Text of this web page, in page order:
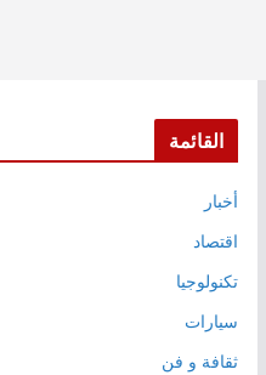
القائمة
أخبار
اقتصاد
تكنولوجيا
سيارات
ثقافة و فن